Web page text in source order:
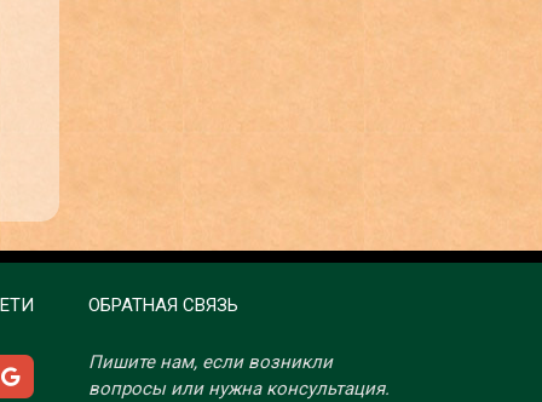
ОБРАТНАЯ СВЯЗЬ
Пишите нам, если возникли
вопросы или нужна консультация.